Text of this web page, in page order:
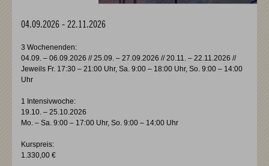
04.09.2026 - 22.11.2026
3 Wochenenden:
04.09. – 06.09.2026 // 25.09. – 27.09.2026 // 20.11. – 22.11.2026 //
Jeweils Fr. 17:30 – 21:00 Uhr, Sa. 9:00 – 18:00 Uhr, So. 9:00 – 14:00
Uhr
1 Intensivwoche:
19.10. – 25.10.2026
Mo. – Sa. 9:00 – 17:00 Uhr, So. 9:00 – 14:00 Uhr
Kurspreis:
1.330,00 €